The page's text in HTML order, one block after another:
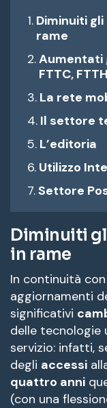
Diminuiti
rame
Aumentati
FTTC,
La rete
Il settore
L’editoria
Utilizzo
Settore
Diminuiti
in rame
In continuità
aggiornamenti
significativi
delle tecnologie
servizio: infatti,
degli accessi
quattro anni
(con una